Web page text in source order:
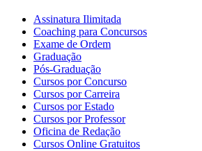
Assinatura Ilimitada
Coaching para Concursos
Exame de Ordem
Graduação
Pós-Graduação
Cursos por Concurso
Cursos por Carreira
Cursos por Estado
Cursos por Professor
Oficina de Redação
Cursos Online Gratuitos